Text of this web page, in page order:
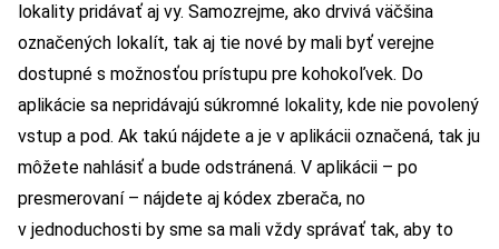
lokality pridávať aj vy. Samozrejme, ako drvivá väčšina
označených lokalít, tak aj tie nové by mali byť verejne
dostupné s možnosťou prístupu pre kohokoľvek. Do
aplikácie sa nepridávajú súkromné lokality, kde nie povolený
vstup a pod. Ak takú nájdete a je v aplikácii označená, tak ju
môžete nahlásiť a bude odstránená. V aplikácii – po
presmerovaní – nájdete aj kódex zberača, no
v jednoduchosti by sme sa mali vždy správať tak, aby to